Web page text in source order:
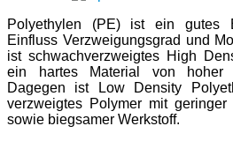
Polyethylen (PE) ist ein gutes
Einfluss Verzweigungsgrad und
ist schwachverzweigtes High
ein hartes Material von hoher
Dagegen ist Low Density
verzweigtes Polymer mit
sowie biegsamer Werkstoff.